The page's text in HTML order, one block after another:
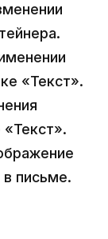
«Текст».
письме.